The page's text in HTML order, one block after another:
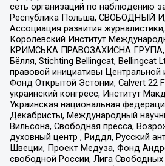
сеть организаций по наблюдению
Республика Польша, СВОБОДНЫЙ
Ассоциация развития
Королевский Институт
КРИМСЬКА ПРАВОЗАХИСНА ГРУПА,
Бёлля, Stichting Bellingcat, Bellingcat
правовой инициативы Центральной
Фонд Открытой Эстонии, Calvert 22
украинский конгресс, Институт
Украинская национальная
Декабристы, Международный
Вильсона, Свободная пресса,
духовный центр , Риддл, Русский
Швеции, Проект Медуза, Фонд
свободной России, Лига